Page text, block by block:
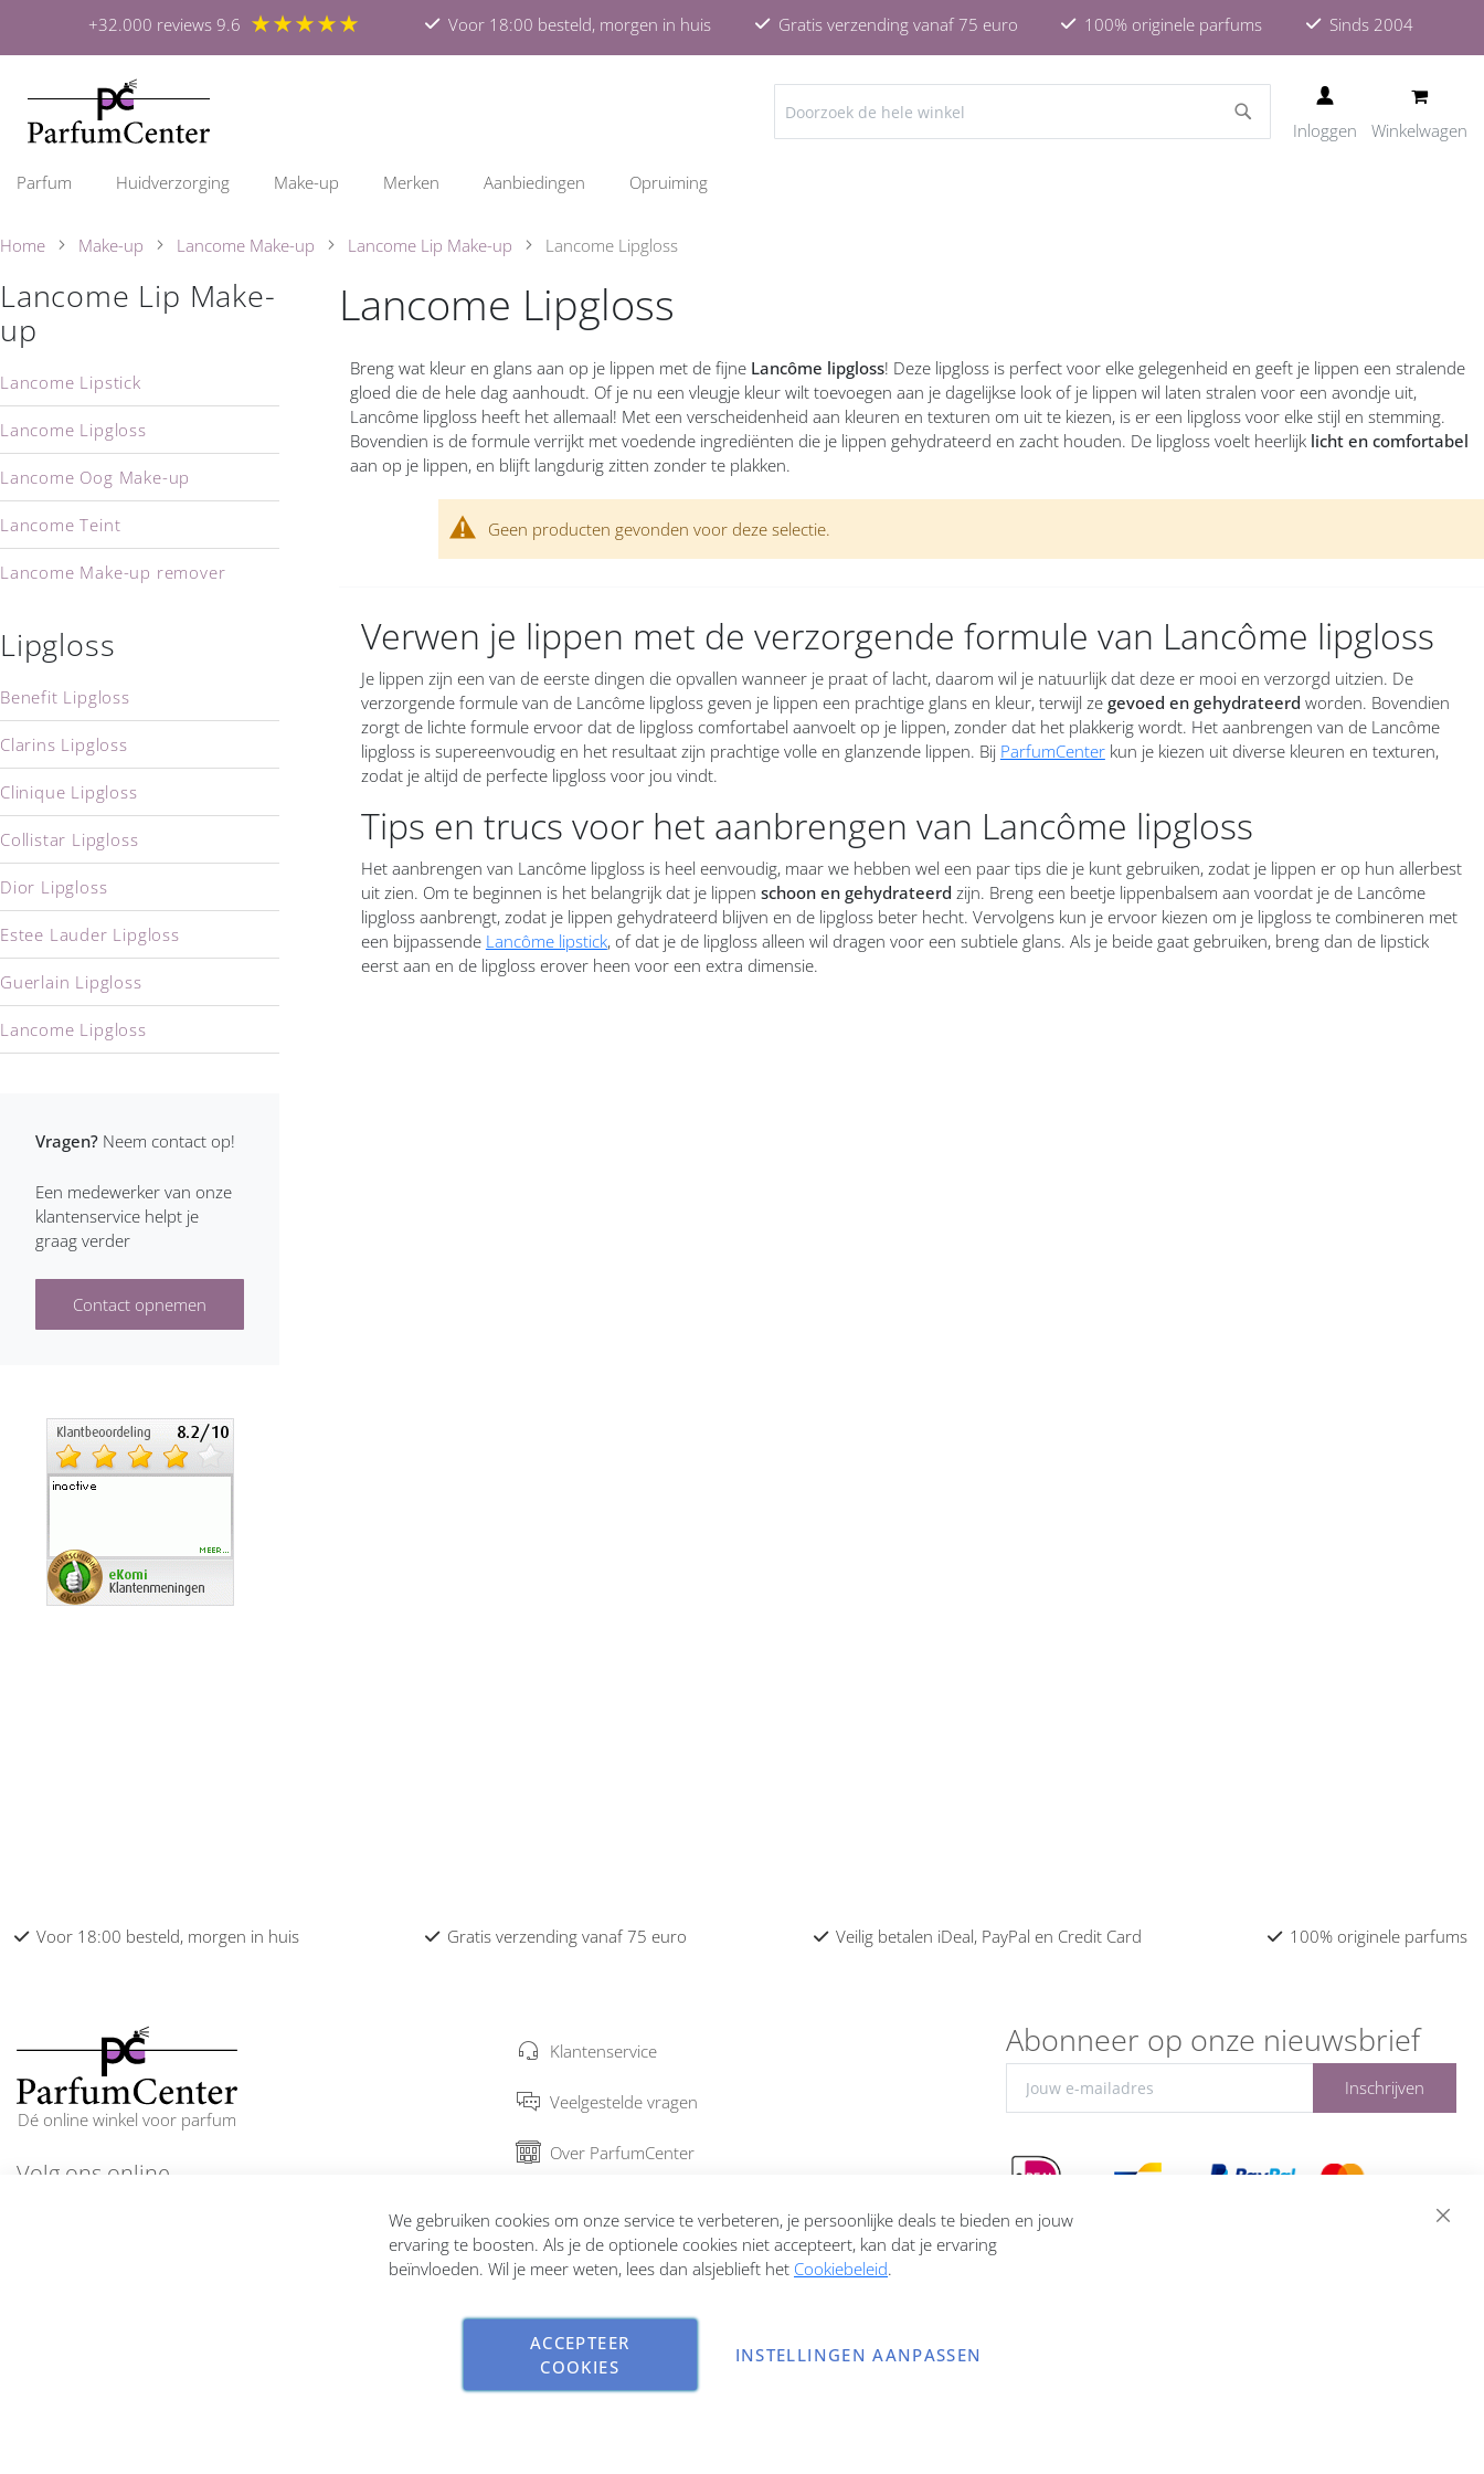
+32.000 reviews 9.6 ★★★★★ Voor 18:00 besteld, morgen in huis Gratis verzending vanaf 75 euro 100% originele parfums Sinds 2004
Inloggen Winkelwagen
ZOEKEN
Parfum Huidverzorging Make-up Merken Aanbiedingen Opruiming
Home Make-up Lancome Make-up Lancome Lip Make-up Lancome Lipgloss
Lancome Lipgloss
Breng wat kleur en glans aan op je lippen met de fijne Lancôme lipgloss! Deze lipgloss is perfect voor elke gelegenheid en geeft je lippen een stralende
gloed die de hele dag aanhoudt. Of je nu een vleugje kleur wilt toevoegen aan je dagelijkse look of je lippen wil laten stralen voor een avondje uit,
Lancôme lipgloss heeft het allemaal! Met een verscheidenheid aan kleuren en texturen om uit te kiezen, is er een lipgloss voor elke stijl en stemming.
Bovendien is de formule verrijkt met voedende ingrediënten die je lippen gehydrateerd en zacht houden. De lipgloss voelt heerlijk licht en comfortabel
aan op je lippen, en blijft langdurig zitten zonder te plakken.
Geen producten gevonden voor deze selectie.
Verwen je lippen met de verzorgende formule van Lancôme lipgloss
Je lippen zijn een van de eerste dingen die opvallen wanneer je praat of lacht, daarom wil je natuurlijk dat deze er mooi en verzorgd uitzien. De
verzorgende formule van de Lancôme lipgloss geven je lippen een prachtige glans en kleur, terwijl ze gevoed en gehydrateerd worden. Bovendien
zorgt de lichte formule ervoor dat de lipgloss comfortabel aanvoelt op je lippen, zonder dat het plakkerig wordt. Het aanbrengen van de Lancôme
lipgloss is supereenvoudig en het resultaat zijn prachtige volle en glanzende lippen. Bij ParfumCenterkun je kiezen uit diverse kleuren en texturen,
zodat je altijd de perfecte lipgloss voor jou vindt.
Tips en trucs voor het aanbrengen van Lancôme lipgloss
Het aanbrengen van Lancôme lipgloss is heel eenvoudig, maar we hebben wel een paar tips die je kunt gebruiken, zodat je lippen er op hun allerbest
uit zien. Om te beginnen is het belangrijk dat je lippen schoon en gehydrateerd zijn. Breng een beetje lippenbalsem aan voordat je de Lancôme
lipgloss aanbrengt, zodat je lippen gehydrateerd blijven en de lipgloss beter hecht. Vervolgens kun je ervoor kiezen om je lipgloss te combineren met
een bijpassende Lancôme lipstick, of dat je de lipgloss alleen wil dragen voor een subtiele glans. Als je beide gaat gebruiken, breng dan de lipstick
eerst aan en de lipgloss erover heen voor een extra dimensie.
Lancome Lip Make-
up
Lancome Lipstick
Lancome Lipgloss
Lancome Oog Make-up
Lancome Teint
Lancome Make-up remover
Lipgloss
Benefit Lipgloss
Clarins Lipgloss
Clinique Lipgloss
Collistar Lipgloss
Dior Lipgloss
Estee Lauder Lipgloss
Guerlain Lipgloss
Lancome Lipgloss
Vragen? Neem contact op!
Een medewerker van onze
klantenservice helpt je
graag verder
Contact opnemen
Voor 18:00 besteld, morgen in huis Gratis verzending vanaf 75 euro Veilig betalen iDeal, PayPal en Credit Card 100% originele parfums
Dé online winkel voor parfum
Volg ons online
Klantenservice
Veelgestelde vragen
Over ParfumCenter
Garantie en retourneren
Abonneer op onze nieuwsbrief
Inschrijven
Copyright © 2026 ParfumCenter.nl. All rights reserved.
We gebruiken cookies om onze service te verbeteren, je persoonlijke deals te bieden en jouw
ervaring te boosten. Als je de optionele cookies niet accepteert, kan dat je ervaring
beïnvloeden. Wil je meer weten, lees dan alsjeblieft het Cookiebeleid.
ACCEPTEER
COOKIES
INSTELLINGEN AANPASSEN